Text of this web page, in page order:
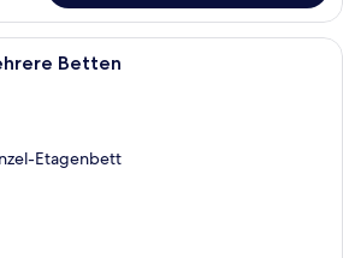
Ein Hotelzimmer mit einem
Betten
Etagenbett